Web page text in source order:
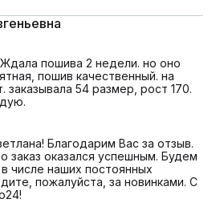
пошива 2 недели. но оно
пошив качественный. на
заказывала 54 размер, рост 170.
Благодарим Вас за отзыв.
заказ оказался успешным. Будем
числе наших постоянных
пожалуйста, за новинками. С